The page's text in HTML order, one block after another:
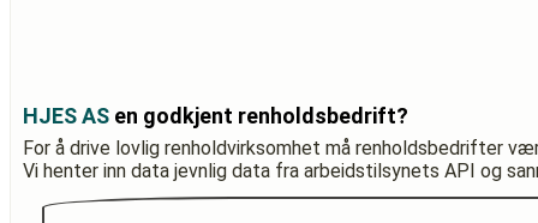
HJES AS en godkjent renholdsbedrift?
For å drive lovlig renholdvirksomhet må renholdsbedrifter
Vi henter inn data jevnlig data fra arbeidstilsynets API og